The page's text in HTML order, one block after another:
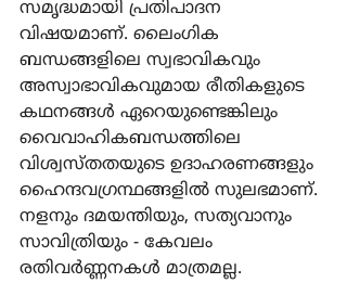
സമൃദ്ധമായി പ്രതിപാദന
വിഷയമാണ്. ലൈംഗിക
ബന്ധങ്ങളിലെ സ്വഭാവികവും
അസ്വാഭാവികവുമായ രീതികളുടെ
കഥനങ്ങള്‍ ഏറെയുണ്ടെങ്കിലും
വൈവാഹികബന്ധത്തിലെ
വിശ്വസ്തതയുടെ ഉദാഹരണങ്ങളും
ഹൈന്ദവഗ്രന്ഥങ്ങളില്‍ സുലഭമാണ്.
നളനും ദമയന്തിയും, സത്യവാനും
സാവിത്രിയും - കേവലം
രതിവര്‍ണ്ണനകള്‍ മാത്രമല്ല.